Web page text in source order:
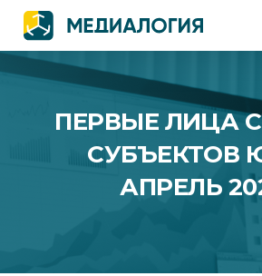
ПЕРВЫЕ ЛИЦА
СУБЪЕКТОВ
АПРЕЛЬ